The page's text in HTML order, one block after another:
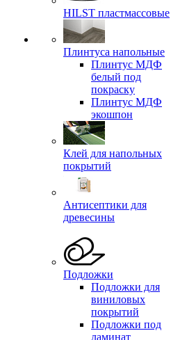
HILST пластмассовые
Плинтуса напольные
Плинтус МДФ
белый под
покраску
Плинтус МДФ
экошпон
Клей для напольных
покрытий
Антисептики для
древесины
Подложки
Подложки для
виниловых
покрытий
Подложки под
ламинат